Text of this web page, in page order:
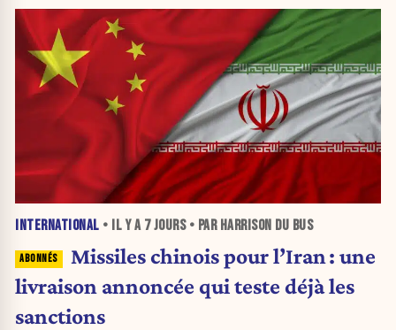
INTERNATIONAL • IL Y A 7 JOURS• PAR HARRISON DU BUS
Missiles chinois pour l’Iran : une
livraison annoncée qui teste déjà les
sanctions